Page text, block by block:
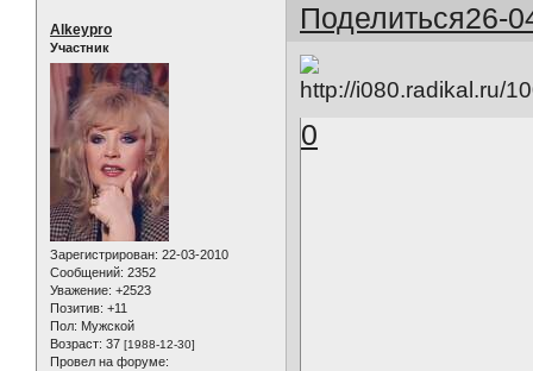
Поделиться26-
Alkeypro
Участник
Зарегистрирован: 22-03-2010
Сообщений: 2352
Уважение: +2523
Позитив: +11
Пол: Мужской
Возраст: 37 [1988-12-30]
Провел на форуме:
0